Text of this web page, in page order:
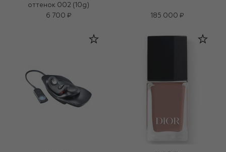
оттенок 002 (10g)
6 700 ₽
185 000 ₽